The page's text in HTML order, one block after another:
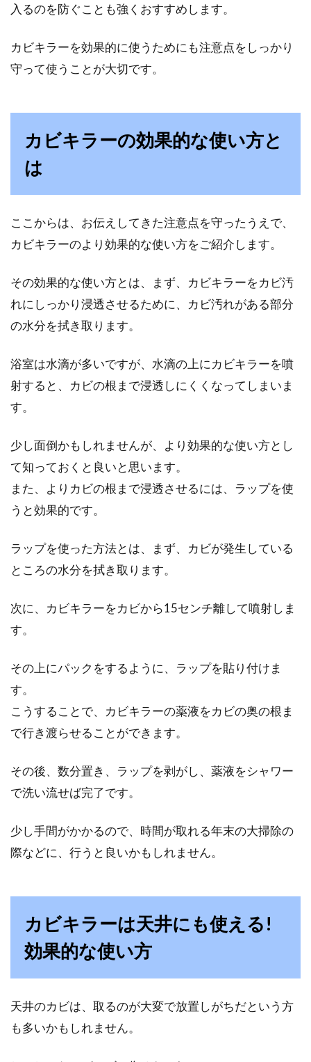
な疲れを取ることが出来る、ベッドをメインに
子供部屋コーデのコツ
に人気です。ナチュラルテイストなインテリア
掃除のやる気が出ないとき効果的な
方法！音楽は関係ある！？
掃除が苦手だって人は、実は驚くほど多いので
ホコリまみれ...
度ヒューズの交換も可能？
冬の寒い日に、ぽかぽか温かいこたつに入って
入るのを防ぐことも強くおすすめします。
カビキラーを効果的に使うためにも注意点をしっかり
守って使うことが大切です。
カビキラーの効果的な使い方と
は
ここからは、お伝えしてきた注意点を守ったうえで、
カビキラーのより効果的な使い方をご紹介します。
その効果的な使い方とは、まず、カビキラーをカビ汚
れにしっかり浸透させるために、カビ汚れがある部分
の水分を拭き取ります。
浴室は水滴が多いですが、水滴の上にカビキラーを噴
射すると、カビの根まで浸透しにくくなってしまいま
す。
少し面倒かもしれませんが、より効果的な使い方とし
て知っておくと良いと思います。
また、よりカビの根まで浸透させるには、ラップを使
うと効果的です。
ラップを使った方法とは、まず、カビが発生している
ところの水分を拭き取ります。
次に、カビキラーをカビから15センチ離して噴射しま
す。
その上にパックをするように、ラップを貼り付けま
す。
こうすることで、カビキラーの薬液をカビの奥の根ま
で行き渡らせることができます。
その後、数分置き、ラップを剥がし、薬液をシャワー
で洗い流せば完了です。
少し手間がかかるので、時間が取れる年末の大掃除の
際などに、行うと良いかもしれません。
カビキラーは天井にも使える!
効果的な使い方
天井のカビは、取るのが大変で放置しがちだという方
も多いかもしれません。